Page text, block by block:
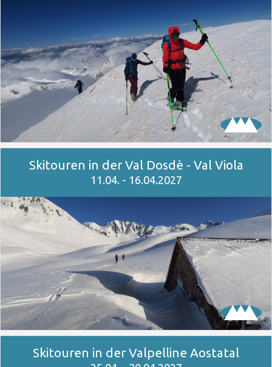
Skitouren in der Val Dosdè - Val Viola
11.04. - 16.04.2027
Skitouren in der Valpelline Aostatal